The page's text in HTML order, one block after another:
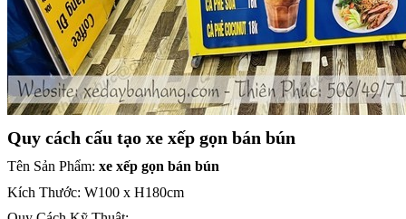
Quy cách cấu tạo xe xếp gọn bán bún
Tên Sản Phẩm: xe xếp gọn bán bún
Kích Thước: W100 x H180cm